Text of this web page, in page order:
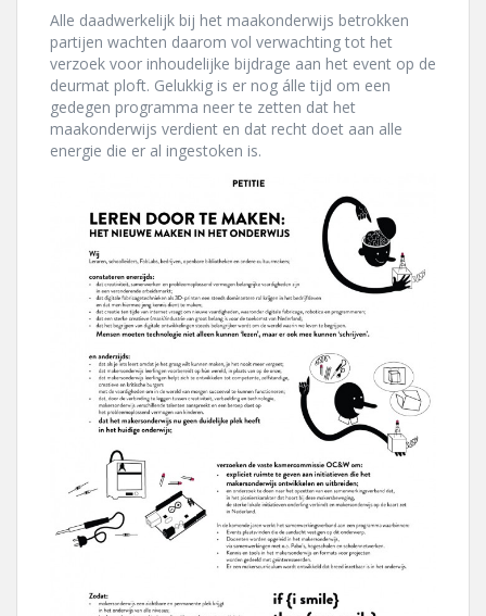
Alle daadwerkelijk bij het maakonderwijs betrokken
partijen wachten daarom vol verwachting tot het
verzoek voor inhoudelijke bijdrage aan het event op de
deurmat ploft. Gelukkig is er nog álle tijd om een
gedegen programma neer te zetten dat het
maakonderwijs verdient en dat recht doet aan alle
energie die er al ingestoken is.